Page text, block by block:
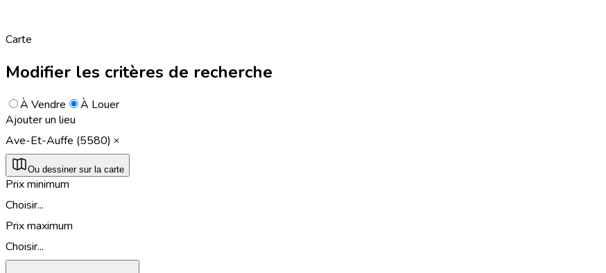
Carte
Modifier les critères de recherche
À Vendre
À Louer
Ajouter un lieu
Ave-Et-Auffe (5580)
Ou dessiner sur la carte
Prix minimum
Choisir...
Prix maximum
Choisir...